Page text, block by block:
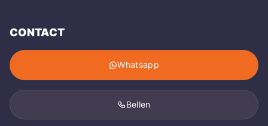
CONTACT
Whatsapp
Bellen